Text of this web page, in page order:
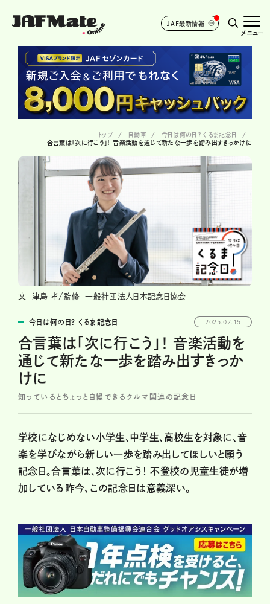
JAF最新情報
メニュー
トップ 自動車
今日は何の日？ くるま記念日
合言葉は「次に行こう」！ 音楽活動を通じて新たな一歩を踏み出すきっかけに
文=津島 孝/監修=一般社団法人日本記念日協会
今日は何の日？ くるま記念日 2025.02.15
合言葉は「次に行こう」！ 音楽活動を
通じて新たな一歩を踏み出すきっか
けに
知っているとちょっと自慢できるクルマ関連の記念日
学校になじめない小学生、中学生、高校生を対象に、音
楽を学びながら新しい一歩を踏み出してほしいと願う
記念日。合言葉は、次に行こう！ 不登校の児童生徒が増
加している昨今、この記念日は意義深い。